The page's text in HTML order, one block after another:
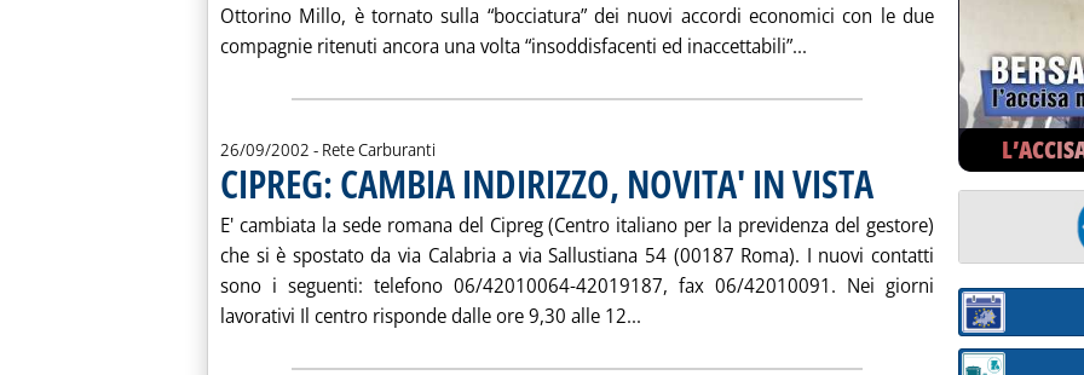
Ottorino Millo, è tornato sulla “bocciatura” dei nuovi accordi economici con le due
compagnie ritenuti ancora una volta “insoddisfacenti ed inaccettabili”... Leggi tutta la notizia: 'MILLO
26/09/2002 - Rete Carburanti
CIPREG: CAMBIA INDIRIZZO, NOVITA' IN VISTA . Pubblicata giovedì 26 settembre
E' cambiata la sede romana del Cipreg (Centro italiano per la previdenza del gestore)
che si è spostato da via Calabria a via Sallustiana 54 (00187 Roma). I nuovi contatti
sono i seguenti: telefono 06/42010064-42019187, fax 06/42010091. Nei giorni
lavorativi Il centro risponde dalle ore 9,30 alle 12... Leggi tutta la notizia: 'CIPREG: CAMBIASezione: